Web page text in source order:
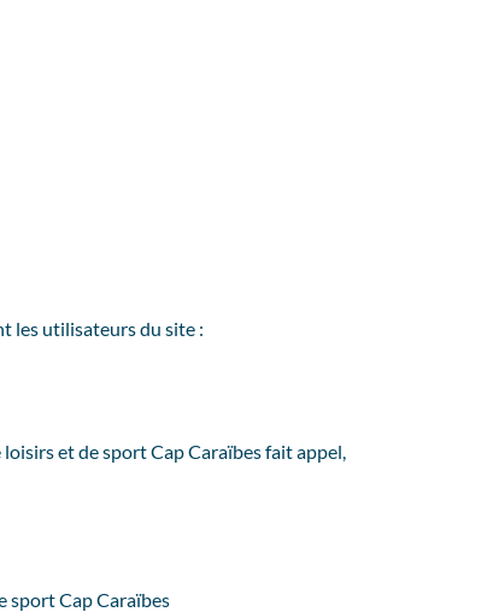
les utilisateurs du site :
et de sport Cap Caraïbes fait appel,
sport Cap Caraïbes